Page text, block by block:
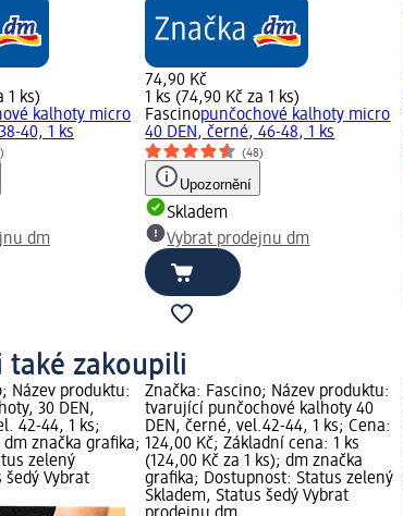
1 ks)
kalhoty micro
40, 1 ks
dm
74,90 Kč
1 ks (74,90 Kč za 1 ks)
Fascinopunčochové kalhoty micro
40 DEN, černé, 46-48, 1 ks
(48)
Upozornění
Skladem
Vybrat prodejnu dm
také zakoupili
Název produktu:
30 DEN,
42-44, 1 ks;
značka grafika;
zelený
šedý Vybrat
Značka: Fascino; Název produktu:
tvarující punčochové kalhoty 40
DEN, černé, vel.42-44, 1 ks; Cena:
124,00 Kč; Základní cena: 1 ks
(124,00 Kč za 1 ks); dm značka
grafika; Dostupnost: Status zelený
Skladem, Status šedý Vybrat